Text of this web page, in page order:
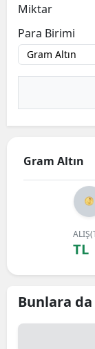
Miktar
Para Birimi
Gram Altın
TL
Bunlara da